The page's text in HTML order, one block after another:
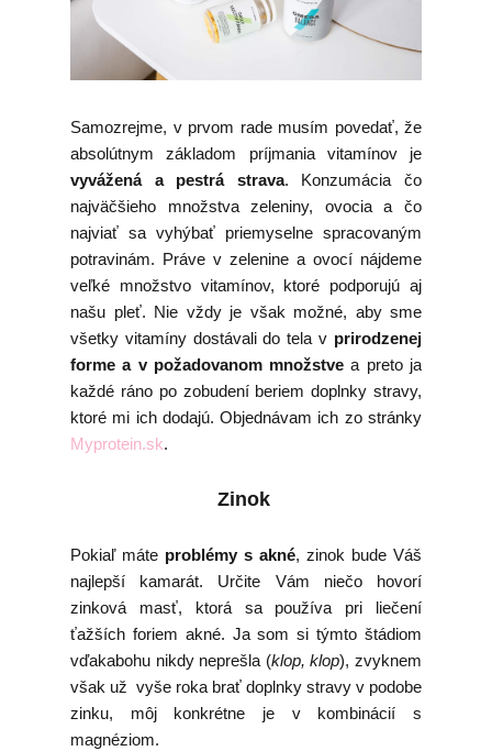
Samozrejme, v prvom rade musím povedať, že
absolútnym základom príjmania vitamínov je
vyvážená a pestrá strava. Konzumácia čo
najväčšieho množstva zeleniny, ovocia a čo
najviať sa vyhýbať priemyselne spracovaným
potravinám. Práve v zelenine a ovocí nájdeme
veľké množstvo vitamínov, ktoré podporujú aj
našu pleť. Nie vždy je však možné, aby sme
všetky vitamíny dostávali do tela v prirodzenej
forme a v požadovanom množstve a preto ja
každé ráno po zobudení beriem doplnky stravy,
ktoré mi ich dodajú. Objednávam ich zo stránky
Myprotein.sk.
Zinok
Pokiaľ máte problémy s akné, zinok bude Váš
najlepší kamarát. Určite Vám niečo hovorí
zinková masť, ktorá sa používa pri liečení
ťažších foriem akné. Ja som si týmto štádiom
vďakabohu nikdy neprešla (klop, klop), zvyknem
však už vyše roka brať doplnky stravy v podobe
zinku, môj konkrétne je v kombinácií s
magnéziom.